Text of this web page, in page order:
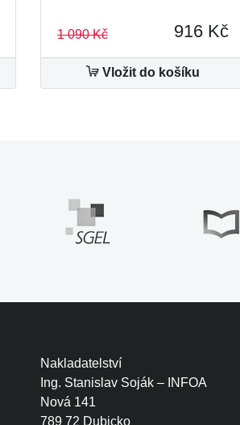
1 090 Kč 916 Kč
Vložit do košíku
Nakladatelství
Ing. Stanislav Soják – INFOA
Nová 141
789 72 Dubicko